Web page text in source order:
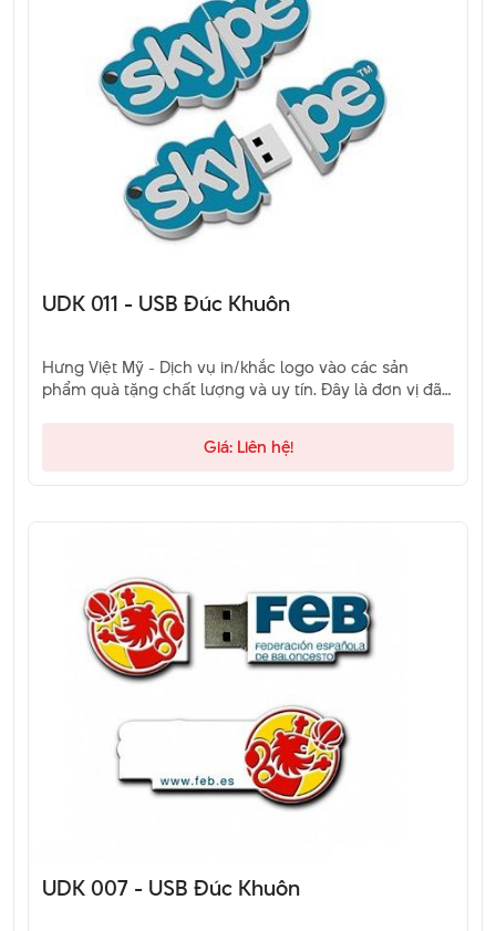
UDK 011 - USB Đúc Khuôn
Hưng Việt Mỹ - Dịch vụ in/khắc logo vào các sản
phẩm quà tặng chất lượng và uy tín. Đây là đơn vị đã
Giá: Liên hệ!
UDK 007 - USB Đúc Khuôn